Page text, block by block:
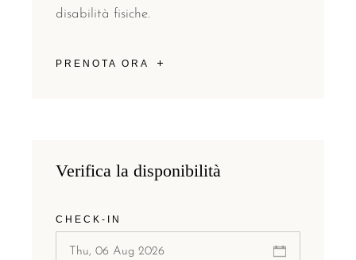
disabilità fisiche.
PRENOTA ORA
Verifica la disponibilità
CHECK-IN